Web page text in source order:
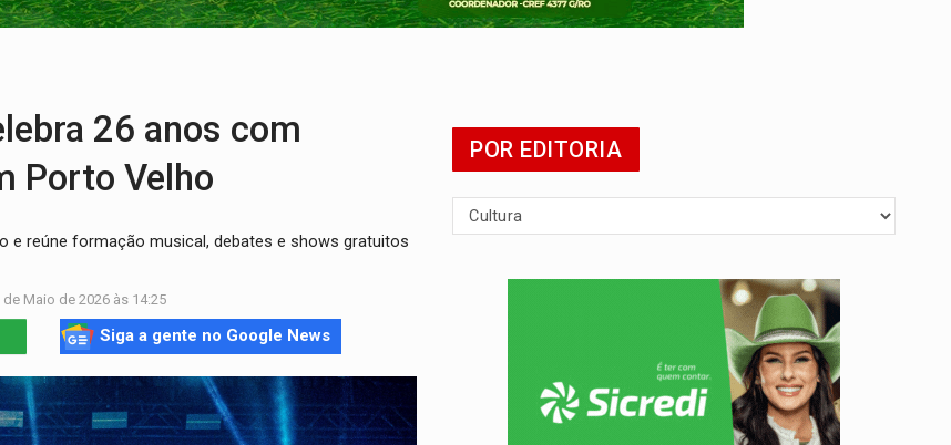
lança chamada para fortalecer cadeias da sociobioeconomia
26 anos com
Porto Velho
e reúne formação musical, debates e shows gratuitos
Maio de 2026 às 14:25
Siga a gente no Google News
POR EDITORIA